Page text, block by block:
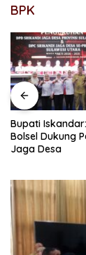
BPK
Bupati
Bolsel Dukung
Jaga Desa